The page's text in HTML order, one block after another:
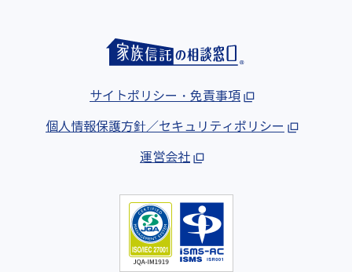
サイトポリシー・免責事項
個人情報保護方針／セキュリティポリシー
運営会社